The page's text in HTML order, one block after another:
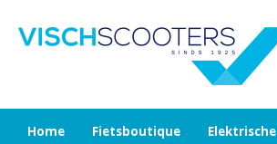
Home Fietsboutique